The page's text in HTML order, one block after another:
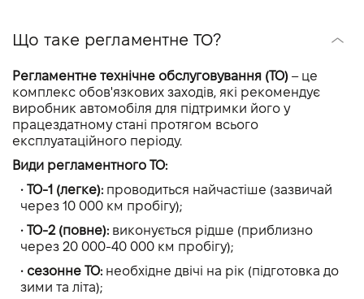
Що таке регламентне ТО?
Регламентне технічне обслуговування (ТО) – це
комплекс обов'язкових заходів, які рекомендує
виробник автомобіля для підтримки його у
працездатному стані протягом всього
експлуатаційного періоду.
Види регламентного ТО:
• ТО-1 (легке): проводиться найчастіше (зазвичай
через 10 000 км пробігу);
• ТО-2 (повне): виконується рідше (приблизно
через 20 000-40 000 км пробігу);
• сезонне ТО: необхідне двічі на рік (підготовка до
зими та літа);